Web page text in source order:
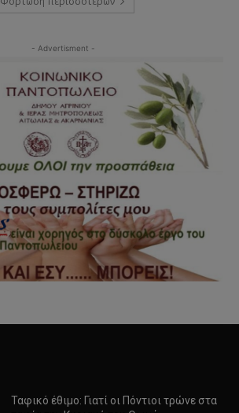
- Advertisment -
Ταφικό έθιμο: Γιατί οι Πόντιοι τρώνε στα